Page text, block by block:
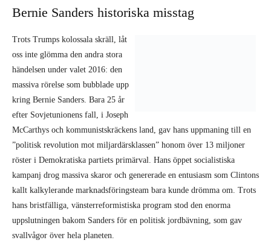
McCarthys och kommunistskräckens land, gav hans uppmaning till en
röster i Demokratiska partiets primärval. Hans öppet socialistiska
kampanj drog massiva skaror och genererade en entusiasm som Clintons
kallt kalkylerande marknadsföringsteam bara kunde drömma om. Trots
hans bristfälliga, vänsterreformistiska program stod den enorma
uppslutningen bakom Sanders för en politisk jordbävning, som gav
svallvågor över hela planeten.
Trots att Wikileaks avslöjat Clinton-kampanjen och DNC-apparatens
fulspel och oärlighet, vek sig Sanders under trycket, gick över till att
stötta Hillary, och vägrade att ställa upp som självständig kandidat
(vilket vi uppmanade honom att göra). Orsaken han hävdade var att
lansera ett socialistiskt massparti skulle vara ett effektivt sätt att ge bort
valet till Trump. Nu när ”det mindre onda”-strategin slagits i spillror,
vem kan förneka att Sanders hade kunnat besegra Trump i ett val